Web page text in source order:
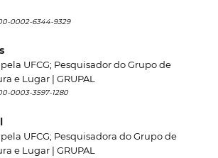
0002-6344-9329
UFCG; Pesquisador do Grupo de
e Lugar | GRUPAL
0003-3597-1280
UFCG; Pesquisadora do Grupo de
e Lugar | GRUPAL